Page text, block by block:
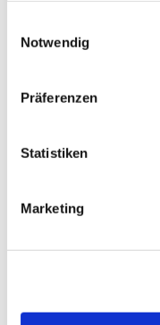
Notwendig
Präferenzen
Statistiken
Marketing
Ev.
030 815 18 39